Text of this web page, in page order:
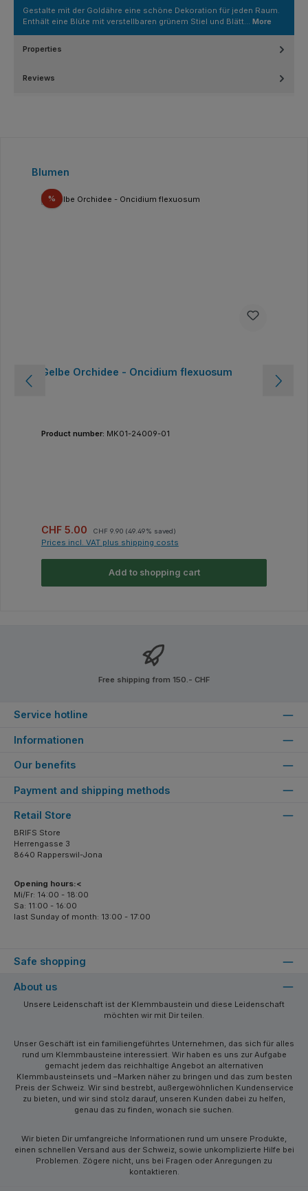
Gestalte mit der Goldähre eine schöne Dekoration für jeden Raum.
Enthält eine Blüte mit verstellbaren grünem Stiel und Blätt… More
Properties
Reviews
Skip product gallery
Blumen
%Discount
Gelbe Orchidee - Oncidium flexuosum
Product number: MK01-24009-01
Sale price:
CHF 5.00 CHF 9.90 (49.49% saved)
Prices incl. VAT plus shipping costs
Add to shopping cart
Free shipping from 150.- CHF
Service hotline
Informationen
Our benefits
Payment and shipping methods
Safe shopping
Retail Store
BRIFS Store
Herrengasse 3
8640 Rapperswil-Jona
Opening hours:<
Mi/Fr: 14:00 - 18:00
Sa: 11:00 - 16:00
last Sunday of month: 13:00 - 17:00
About us
Unsere Leidenschaft ist der Klemmbaustein und diese Leidenschaft
möchten wir mit Dir teilen.
Unser Geschäft ist ein familiengeführtes Unternehmen, das sich für alles
rund um Klemmbausteine interessiert. Wir haben es uns zur Aufgabe
gemacht jedem das reichhaltige Angebot an alternativen
Klemmbausteinsets und –Marken näher zu bringen und das zum besten
Preis der Schweiz. Wir sind bestrebt, außergewöhnlichen Kundenservice
zu bieten, und wir sind stolz darauf, unseren Kunden dabei zu helfen,
genau das zu finden, wonach sie suchen.
Wir bieten Dir umfangreiche Informationen rund um unsere Produkte,
einen schnellen Versand aus der Schweiz, sowie unkomplizierte Hilfe bei
Problemen. Zögere nicht, uns bei Fragen oder Anregungen zu
kontaktieren.